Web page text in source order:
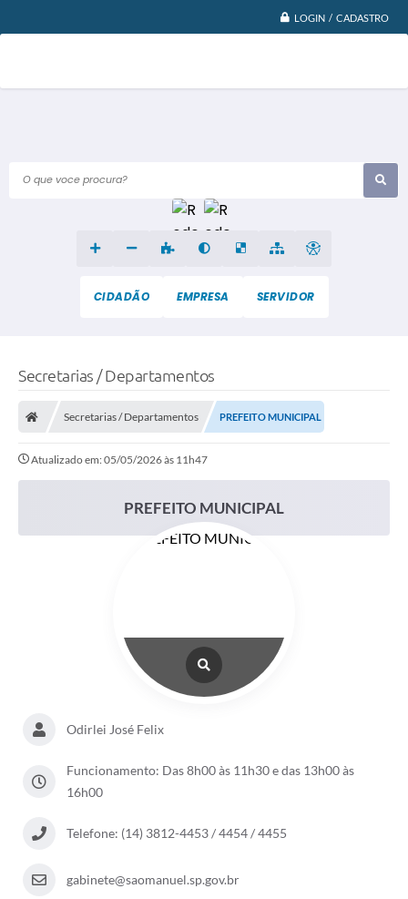
LOGIN / CADASTRO
O que voce procura?
CIDADÃO EMPRESA SERVIDOR
Secretarias / Departamentos
Secretarias / Departamentos PREFEITO MUNICIPAL
Atualizado em: 05/05/2026 às 11h47
PREFEITO MUNICIPAL
Odirlei José Felix
Funcionamento: Das 8h00 às 11h30 e das 13h00 às
16h00
Telefone: (14) 3812-4453 / 4454 / 4455
gabinete@saomanuel.sp.gov.br